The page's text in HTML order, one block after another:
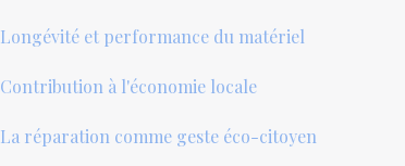
Longévité et performance du matériel
Contribution à l'économie locale
La réparation comme geste éco-citoyen